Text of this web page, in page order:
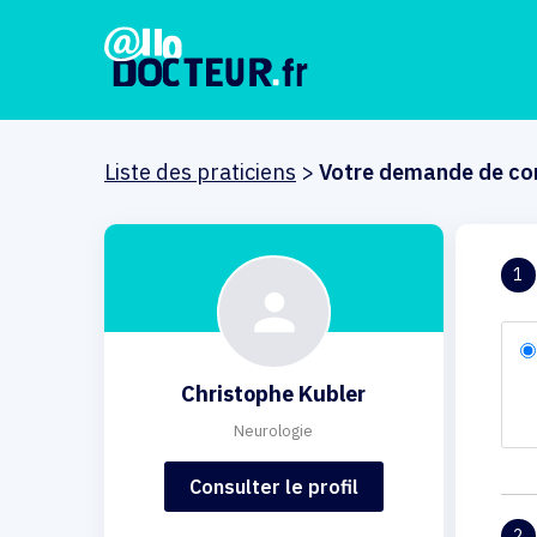
Liste des praticiens > Votre demande de
Christophe Kubler
Neurologie
Consulter le profil
1